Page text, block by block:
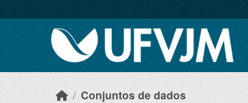
Conjuntos de dados